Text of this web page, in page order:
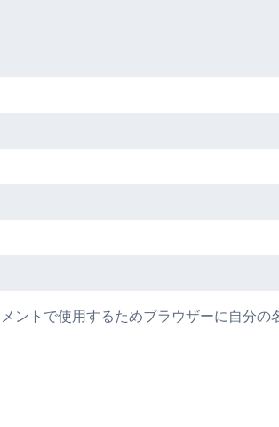
ントで使用するためブラウザーに自分